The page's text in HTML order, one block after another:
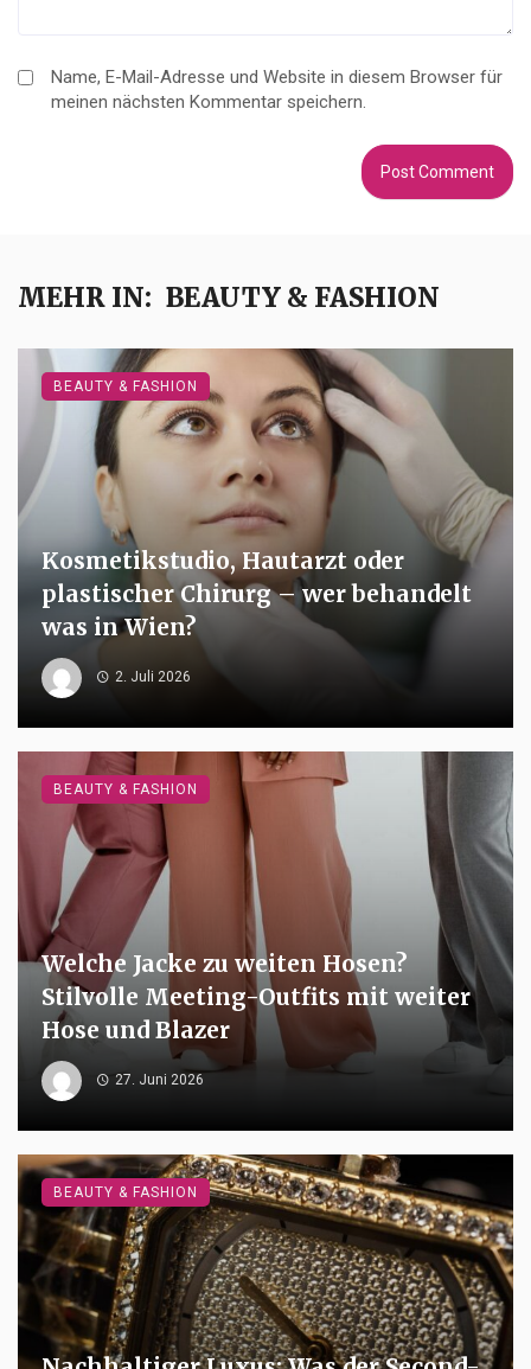
Name, E-Mail-Adresse und Website in diesem Browser für
meinen nächsten Kommentar speichern.
MEHR IN: BEAUTY & FASHION
Kosmetikstudio, Hautarzt oder
plastischer Chirurg – wer behandelt
was in Wien?
2. Juli 2026
BEAUTY & FASHION
Welche Jacke zu weiten Hosen?
Stilvolle Meeting-Outfits mit weiter
Hose und Blazer
27. Juni 2026
BEAUTY & FASHION
BEAUTY & FASHION